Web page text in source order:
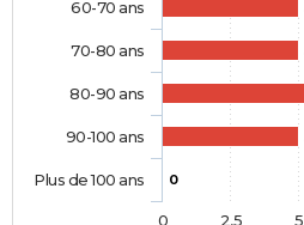
0
60-70 ans
70-80 ans
80-90 ans
90-100 ans
Plus de 100 ans
0 2,5 5